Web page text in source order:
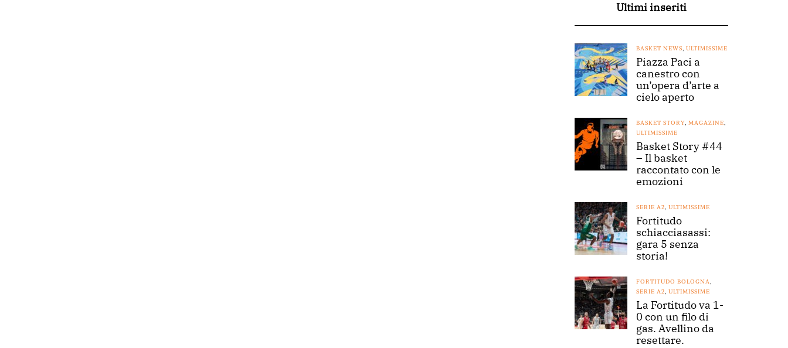
Ultimi inseriti
BASKET NEWS, ULTIMISSIME
Piazza Paci a
canestro con
un’opera d’arte a
cielo aperto
BASKET STORY, MAGAZINE,
ULTIMISSIME
Basket Story #44
– Il basket
raccontato con le
emozioni
SERIE A2, ULTIMISSIME
Fortitudo
schiacciasassi:
gara 5 senza
storia!
FORTITUDO BOLOGNA,
SERIE A2, ULTIMISSIME
La Fortitudo va 1-
0 con un filo di
gas. Avellino da
resettare.